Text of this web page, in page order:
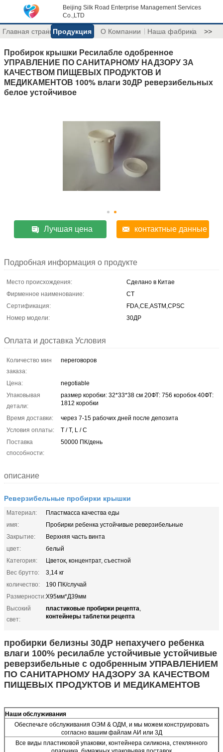
Beijing Silk Road Enterprise Management Services
Co.,LTD
Главная страницаПродукция О Компании Наша фабрика >>
Пробирок крышки Ресилабле одобренное
УПРАВЛЕНИЕ ПО САНИТАРНОМУ НАДЗОРУ ЗА
КАЧЕСТВОМ ПИЩЕВЫХ ПРОДУКТОВ И
МЕДИКАМЕНТОВ 100% влаги 30ДР реверзибельных
белое устойчивое
Лучшая цена контактные данные
Подробная информация о продукте
Место происхождения:
Сделано в Китае
Фирменное наименование:
CT
Сертификация:
FDA,CE,ASTM,CPSC
Номер модели:
30ДР
Оплата и доставка Условия
Количество мин
заказа:
переговоров
Цена:
negotiable
Упаковывая
детали:
размер коробки: 32*33*38 см 20ФТ: 756 коробок 40ФТ:
1812 коробки
Время доставки:
через 7-15 рабочих дней после депозита
Условия оплаты:
T / T, L / C
Поставка
способности:
50000 ПК/день
описание
Реверзибельные пробирки крышки
Материал:
Пластмасса качества еды
имя:
Пробирки ребенка устойчивые реверзибельные
Закрытие:
Верхняя часть винта
цвет:
белый
Категория:
Цветок, концентрат, съестной
Вес брутто:
3,14 кг
количество:
190 ПК/случай
Размерности:Х95мм*Д39мм
Высокий
свет:
пластиковые пробирки рецепта,
контейнеры таблетки рецепта
пробирки белизны 30ДР непахучего ребенка
влаги 100% ресилабле устойчивые устойчивые
реверзибельные с одобренным УПРАВЛЕНИЕМ
ПО САНИТАРНОМУ НАДЗОРУ ЗА КАЧЕСТВОМ
ПИЩЕВЫХ ПРОДУКТОВ И МЕДИКАМЕНТОВ
Наши обслуживания
Обеспечьте обслуживания ОЭМ & ОДМ, и мы можем конструировать
согласно вашим файлам АИ или 3Д
Все виды пластиковой упаковки, контейнера силикона, стеклянного